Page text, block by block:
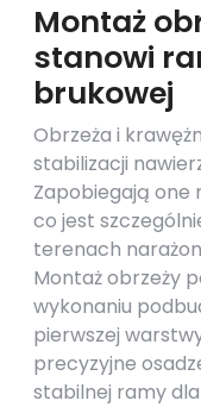
Montaż
stanowi
brukowej
Obrzeża i
stabilizacji
Zapobiegają one
co jest
terenach
Montaż obrzeży
wykonaniu
pierwszej
precyzyjne
stabilnej ramy dla